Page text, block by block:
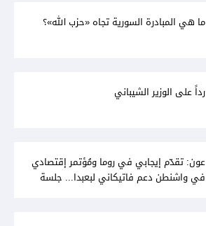
ما هي المبادرة السورية تجاه «حزب الله»؟
رداً على الوزير الشيباني
عون: تقدّم إيجابي في روما ومُؤتمر إقتصادي
في واشنطن دعم فاتيكاني لبعبدا... جلسة